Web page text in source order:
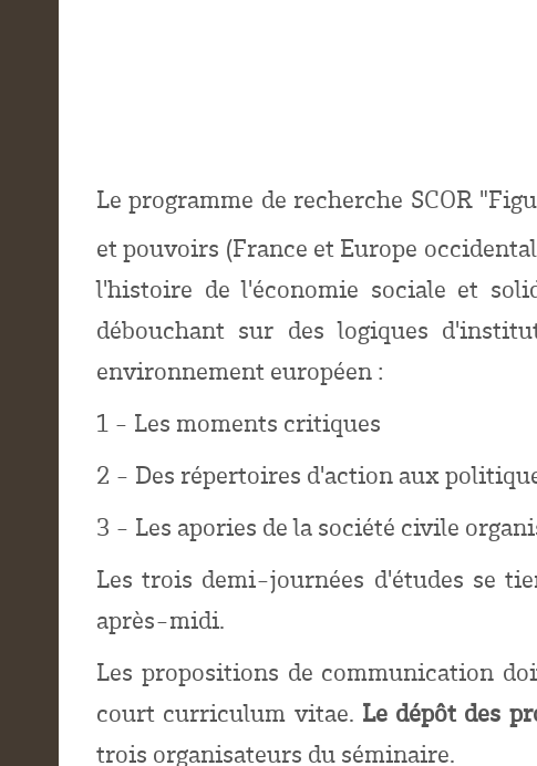
Le programme de recherche SCOR
et pouvoirs (France et Europe
l'histoire de l'économie sociale et
débouchant sur des logiques
environnement européen :
1 - Les moments critiques
2 - Des répertoires d'action aux
3 - Les apories de la société civile
Les trois demi-journées d'études se
après-midi.
Les propositions de communication
court curriculum vitae. Le dépôt des
trois organisateurs du séminaire.